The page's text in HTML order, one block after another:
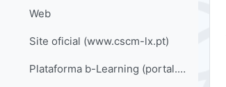
Web
Site oficial (www.cscm-lx.pt)
Plataforma b-Learning (portal.cscm-lx.pt)